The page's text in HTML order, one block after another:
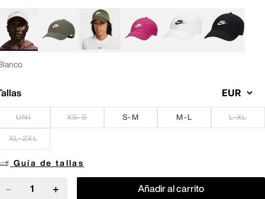
UNI XS-S S-M M-L L-XL
XL-2XL
Guía de tallas
＋
－ Añadir al carrito